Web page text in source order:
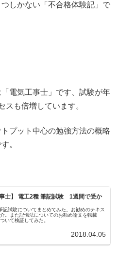
しかない「不合格体験記」で
電気工事士」です、試験が年
スも倍増しています。
プット中心の勉強方法の概略
。
事士】 電工2種 筆記試験 1週間で受か
記試験についてまとめてみた。お勧めのテキス
。また記憶法についてのお勧め論文を転載
いて検証してみた。
2018.04.05